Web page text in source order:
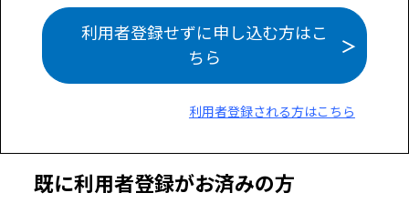
利用者登録せずに申し込む方はこ
ちら
利用者登録される方はこちら
既に利用者登録がお済みの方